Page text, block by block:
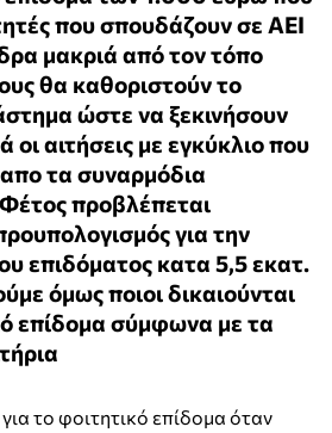
που σπουδάζουν σε ΑΕΙ
μακριά από τον τόπο
θα καθοριστούν το
ώστε να ξεκινήσουν
οι αιτήσεις με εγκύκλιο που
τα συναρμόδια
προβλέπεται
για την
επιδόματος κατα 5,5 εκατ.
όμως ποιοι δικαιούνται
επίδομα σύμφωνα με τα
το φοιτητικό επίδομα όταν